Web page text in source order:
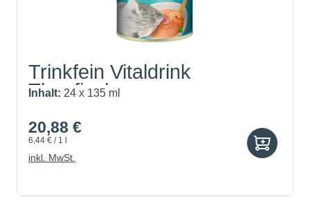
Trinkfein Vitaldrink
Thunfisch
Inhalt: 24 x 135 ml
20,88 €
6,44 € / 1 l
inkl. MwSt.